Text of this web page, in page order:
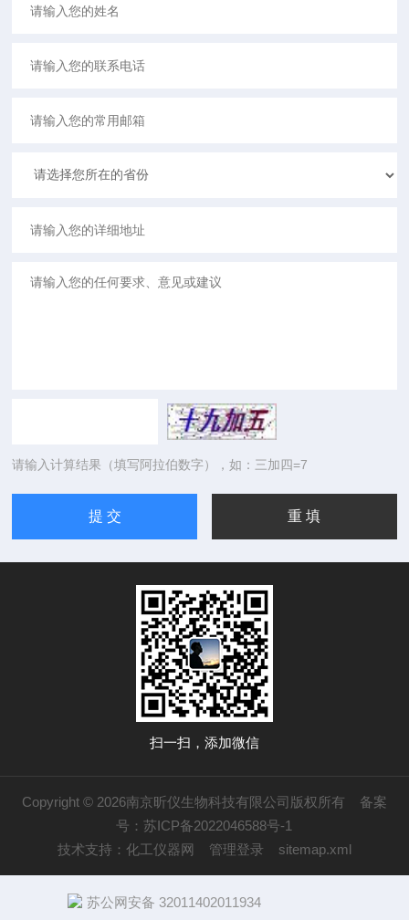
请输入计算结果（填写阿拉伯数字），如：三加四=7
扫一扫，添加微信
Copyright © 2026南京昕仪生物科技有限公司版权所有 备案
号：苏ICP备2022046588号-1
技术支持： 化工仪器网 管理登录 sitemap.xml
苏公网安备 32011402011934